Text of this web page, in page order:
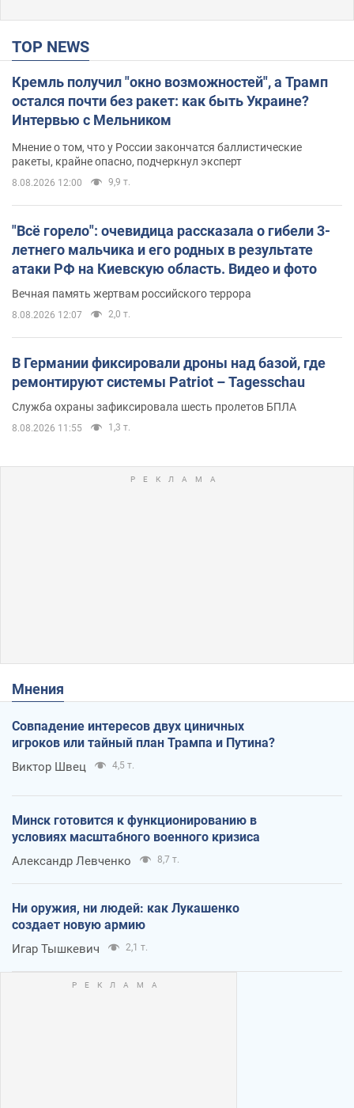
TOP NEWS
Кремль получил "окно возможностей", а Трамп
остался почти без ракет: как быть Украине?
Интервью с Мельником
Мнение о том, что у России закончатся баллистические
ракеты, крайне опасно, подчеркнул эксперт
8.08.2026 12:00 9,9 т.
"Всё горело": очевидица рассказала о гибели 3-
летнего мальчика и его родных в результате
атаки РФ на Киевскую область. Видео и фото
Вечная память жертвам российского террора
8.08.2026 12:07 2,0 т.
В Германии фиксировали дроны над базой, где
ремонтируют системы Patriot – Tagesschau
Служба охраны зафиксировала шесть пролетов БПЛА
8.08.2026 11:55 1,3 т.
Мнения
Совпадение интересов двух циничных
игроков или тайный план Трампа и Путина?
Виктор Швец 4,5 т.
Минск готовится к функционированию в
условиях масштабного военного кризиса
Александр Левченко 8,7 т.
Ни оружия, ни людей: как Лукашенко
создает новую армию
Игар Тышкевич 2,1 т.